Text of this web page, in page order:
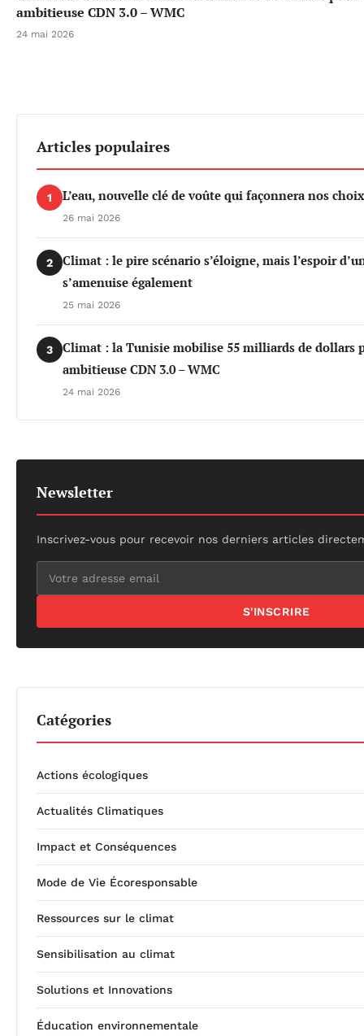
ambitieuse CDN 3.0 – WMC
24 mai 2026
Articles populaires
1 L’eau, nouvelle clé de voûte qui façonnera nos
26 mai 2026
2
Climat : le pire scénario s’éloigne, mais l’espoir
s’amenuise également
25 mai 2026
3
Climat : la Tunisie mobilise 55 milliards de dollars
ambitieuse CDN 3.0 – WMC
24 mai 2026
Newsletter
Inscrivez-vous pour recevoir nos derniers articles
S'INSCRIRE
Catégories
Actions écologiques
Actualités Climatiques
Impact et Conséquences
Mode de Vie Écoresponsable
Ressources sur le climat
Sensibilisation au climat
Solutions et Innovations
Éducation environnementale